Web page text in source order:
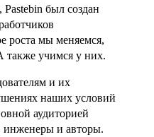
был создан
роста мы меняемся,
также учимся у них.
и их
наших условий
аудиторией
инженеры и авторы.